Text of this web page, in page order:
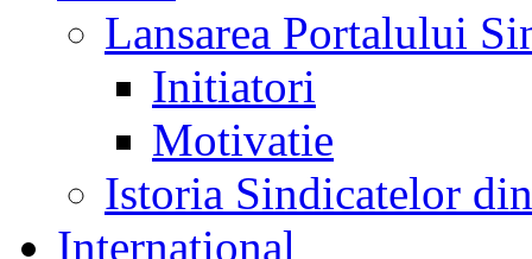
Lansarea Portalului
Initiatori
Motivatie
Istoria Sindicatelor
International